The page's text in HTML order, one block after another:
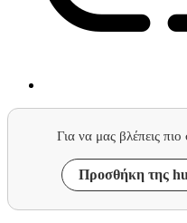
Για να μας βλέπεις
Προσθήκη της